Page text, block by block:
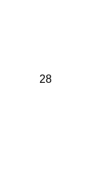
28